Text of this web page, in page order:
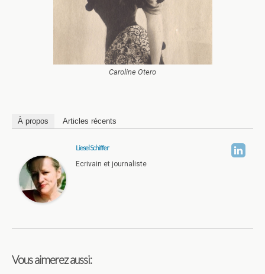
Caroline Otero
À propos Articles récents
Liesel Schiffer
Ecrivain et journaliste
Vous aimerez aussi: